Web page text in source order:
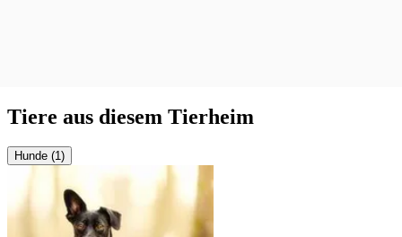
Tiere aus diesem Tierheim
Hunde (1)